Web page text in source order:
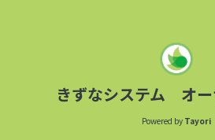
きずなシステム オー
Powered by Tayori